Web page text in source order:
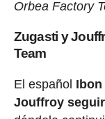
Orbea Factory
Zugasti y
Team
El español
Jouffroy